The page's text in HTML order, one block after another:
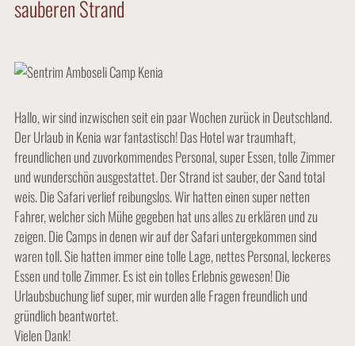
sauberen Strand
Hallo, wir sind inzwischen seit ein paar Wochen zurück in Deutschland.
Der Urlaub in Kenia war fantastisch! Das Hotel war traumhaft,
freundlichen und zuvorkommendes Personal, super Essen, tolle Zimmer
und wunderschön ausgestattet. Der Strand ist sauber, der Sand total
weis. Die Safari verlief reibungslos. Wir hatten einen super netten
Fahrer, welcher sich Mühe gegeben hat uns alles zu erklären und zu
zeigen. Die Camps in denen wir auf der Safari untergekommen sind
waren toll. Sie hatten immer eine tolle Lage, nettes Personal, leckeres
Essen und tolle Zimmer. Es ist ein tolles Erlebnis gewesen! Die
Urlaubsbuchung lief super, mir wurden alle Fragen freundlich und
gründlich beantwortet.
Vielen Dank!